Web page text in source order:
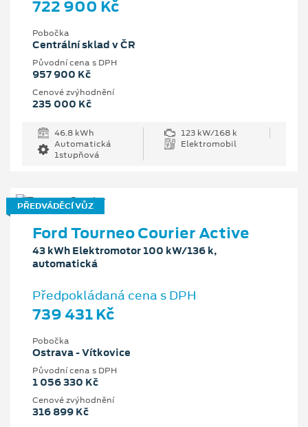
722 900 Kč
Pobočka
Centrální sklad v ČR
Původní cena s DPH
957 900 Kč
Cenové zvýhodnění
235 000 Kč
46.8 kWh
123 kW/168 k
Automatická
1stupňová
Elektromobil
PŘEDVÁDĚCÍ VŮZ
Ford Tourneo Courier Active
43 kWh Elektromotor 100 kW/136 k,
automatická
Předpokládaná cena s DPH
739 431 Kč
Pobočka
Ostrava - Vítkovice
Původní cena s DPH
1 056 330 Kč
Cenové zvýhodnění
316 899 Kč